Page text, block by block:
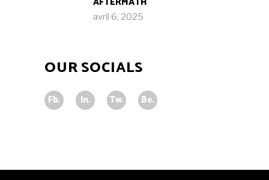
avril 6, 2025
OUR SOCIALS
Fb. In. Tw. Be.